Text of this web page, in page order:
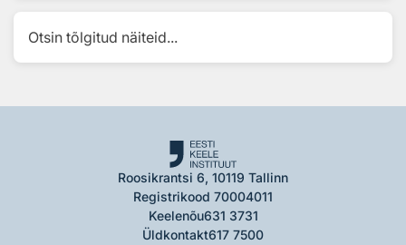
Otsin tõlgitud näiteid...
Roosikrantsi 6, 10119 Tallinn
Registrikood 70004011
Keelenõu631 3731
Üldkontakt617 7500